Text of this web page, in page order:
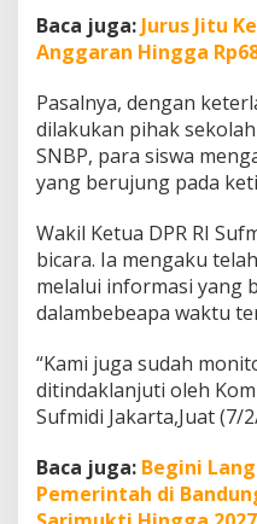
P
e
d
i
d
i
k
n
Baca juga:Jurus Jitu
Anggaran Hingga
Pasalnya, dengan
dilakukan pihak
SNBP, para siswa
yang berujung pada
Wakil Ketua DPR RI
bicara. Ia mengaku
melalui informasi yang
dalambebeapa waktu
“Kami juga sudah
ditindaklanjuti oleh
Sufmidi Jakarta,Juat (7/
Baca juga: Begini
Pemerintah di